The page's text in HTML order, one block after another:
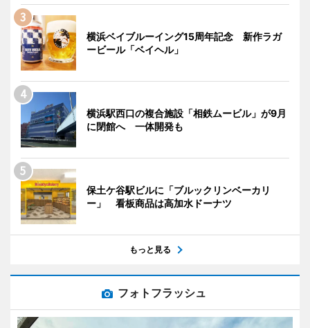
横浜ベイブルーイング15周年記念 新作ラガ
ービール「ベイヘル」
横浜駅西口の複合施設「相鉄ムービル」が9月
に閉館へ 一体開発も
保土ケ谷駅ビルに「ブルックリンベーカリ
ー」 看板商品は高加水ドーナツ
もっと見る
フォトフラッシュ